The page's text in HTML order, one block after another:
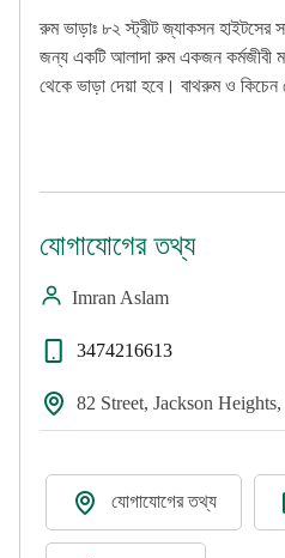
রুম ভাড়াঃ ৮২ স্ট্রীট জ্যাকসন হাইটসের
জন্য একটি আলাদা রুম একজন কর্মজীবী
থেকে ভাড়া দেয়া হবে। বাথরুম ও কিচেন
যোগাযোগের তথ্য
Imran Aslam
3474216613
82 Street, Jackson
যোগাযোগের তথ্য